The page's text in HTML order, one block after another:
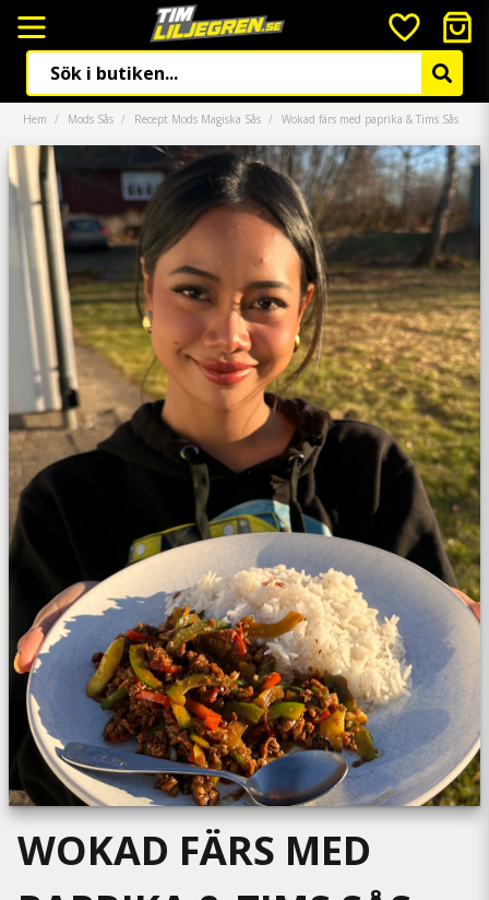
Hem Mods Sås Recept Mods Magiska Sås Wokad färs med paprika & Tims Sås
WOKAD FÄRS MED